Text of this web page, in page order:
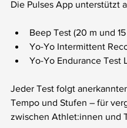
Die Pulses App unterstützt
Beep Test (20 m und
Yo-Yo Intermittent
Yo-Yo Endurance Test
Jeder Test folgt
Tempo und Stufen – für
zwischen Athlet:innen und